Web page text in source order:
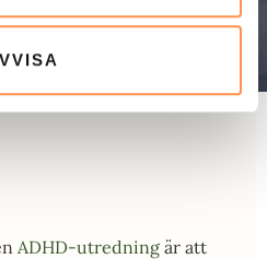
ADHD-utredning är att